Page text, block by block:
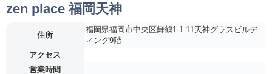
zen place 福岡天神
住所
福岡県福岡市中央区舞鶴1-1-11天神グラスビルデ
ィング9階
アクセス
営業時間